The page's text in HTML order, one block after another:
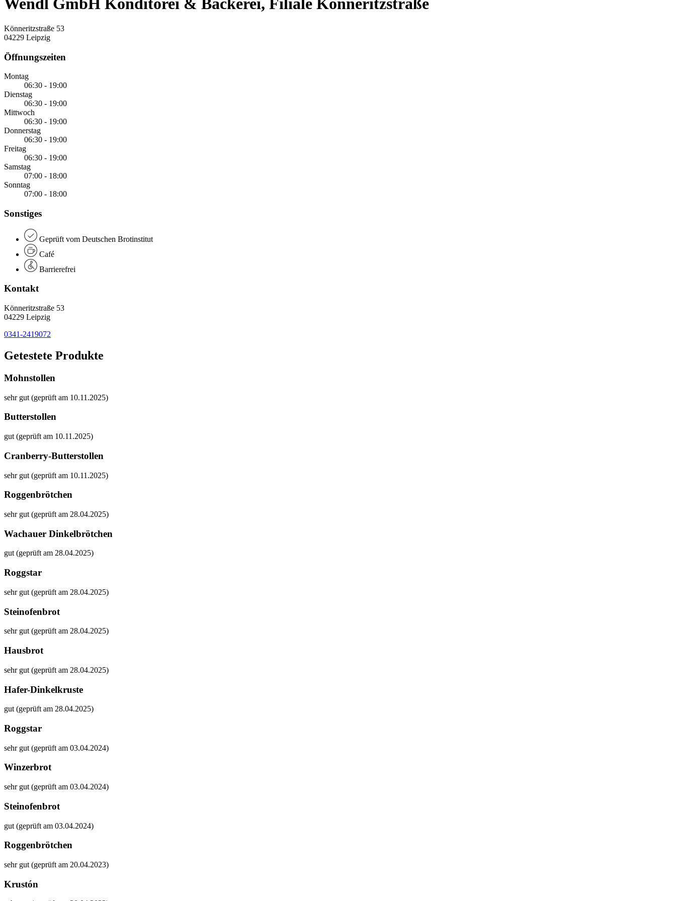
Wendl GmbH Konditorei & Bäckerei, Filiale Könneritzstraße
Könneritzstraße 53
04229 Leipzig
Öffnungszeiten
Montag
06:30 - 19:00
Dienstag
06:30 - 19:00
Mittwoch
06:30 - 19:00
Donnerstag
06:30 - 19:00
Freitag
06:30 - 19:00
Samstag
07:00 - 18:00
Sonntag
07:00 - 18:00
Sonstiges
Geprüft vom Deutschen Brotinstitut
Café
Barrierefrei
Kontakt
Könneritzstraße 53
04229 Leipzig
0341-2419072
Getestete Produkte
Mohnstollen
sehr gut (geprüft am 10.11.2025)
Butterstollen
gut (geprüft am 10.11.2025)
Cranberry-Butterstollen
sehr gut (geprüft am 10.11.2025)
Roggenbrötchen
sehr gut (geprüft am 28.04.2025)
Wachauer Dinkelbrötchen
gut (geprüft am 28.04.2025)
Roggstar
sehr gut (geprüft am 28.04.2025)
Steinofenbrot
sehr gut (geprüft am 28.04.2025)
Hausbrot
sehr gut (geprüft am 28.04.2025)
Hafer-Dinkelkruste
gut (geprüft am 28.04.2025)
Roggstar
sehr gut (geprüft am 03.04.2024)
Winzerbrot
sehr gut (geprüft am 03.04.2024)
Steinofenbrot
gut (geprüft am 03.04.2024)
Roggenbrötchen
sehr gut (geprüft am 20.04.2023)
Krustón